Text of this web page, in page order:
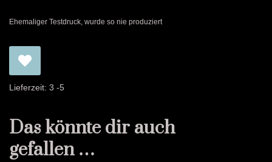
Ehemaliger Testdruck, wurde so nie produziert
Lieferzeit: 3 -5
Das könnte dir auch
gefallen …